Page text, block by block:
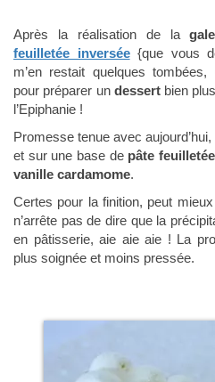
Après la réalisation de la
feuilletée inversée {que vous
m’en restait quelques
pour préparer un dessertbien
l’Epiphanie !
Promesse tenue avec
et sur une base de pâte
vanille cardamome.
Certes pour la finition, peut
n’arrête pas de dire que la
en pâtisserie, aie aie aie ! La
plus soignée et moins pressée.